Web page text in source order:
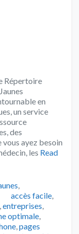
Répertoire
en
un service
des
vous ayez besoin
les Read
,
Tags
accès facile,
,entreprises,
optimale,
,pages